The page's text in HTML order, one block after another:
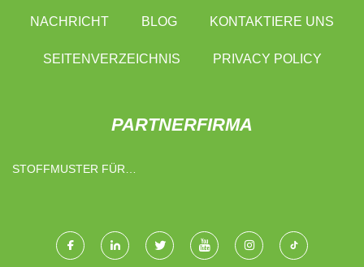
NACHRICHT BLOG KONTAKTIERE UNS
SEITENVERZEICHNIS PRIVACY POLICY
PARTNERFIRMA
STOFFMUSTER FÜR